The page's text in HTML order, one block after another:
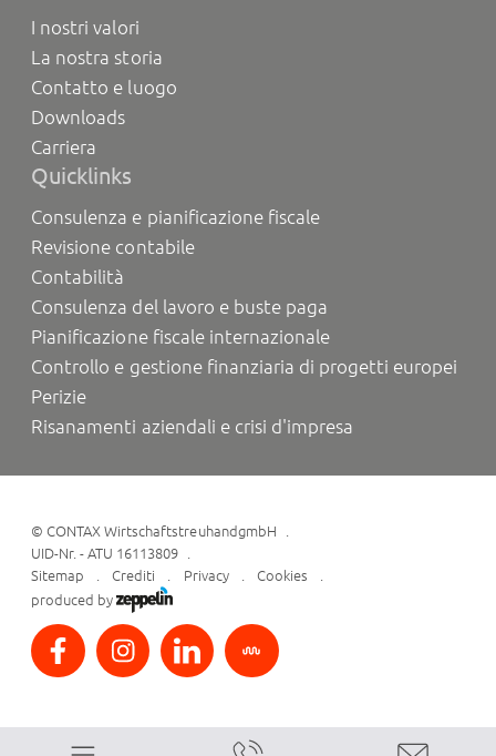
I nostri valori
La nostra storia
Contatto e luogo
Downloads
Carriera
Quicklinks
Consulenza e pianificazione fiscale
Revisione contabile
Contabilità
Consulenza del lavoro e buste paga
Pianificazione fiscale internazionale
Controllo e gestione finanziaria di progetti europei
Perizie
Risanamenti aziendali e crisi d'impresa
©CONTAX WirtschaftstreuhandgmbH
UID-Nr. - ATU 16113809
Sitemap
Crediti Privacy
Cookies
produced by